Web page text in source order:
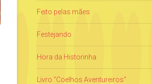
Feito pelas mães
Festejando
Hora da Historinha
Livro "Coelhos Aventureiros"